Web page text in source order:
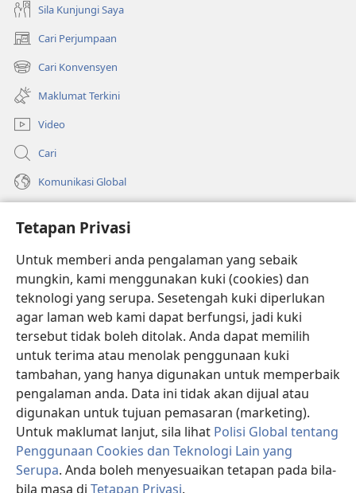
Tetapan Privasi
Untuk memberi anda pengalaman yang sebaik
mungkin, kami menggunakan kuki (cookies) dan
teknologi yang serupa. Sesetengah kuki diperlukan
agar laman web kami dapat berfungsi, jadi kuki
tersebut tidak boleh ditolak. Anda dapat memilih
untuk terima atau menolak penggunaan kuki
tambahan, yang hanya digunakan untuk memperbaik
pengalaman anda. Data ini tidak akan dijual atau
digunakan untuk tujuan pemasaran (marketing).
Untuk maklumat lanjut, sila lihat Polisi Global tentang
Penggunaan Cookies dan Teknologi Lain yang
Serupa. Anda boleh menyesuaikan tetapan pada bila-
bila masa di Tetapan Privasi.
Sila Kunjungi Saya
Cari Perjumpaan
(membuka
tetingkap
baharu)
Cari Konvensyen
(membuka
tetingkap
baharu)
Maklumat Terkini
Video
Cari
Komunikasi Global
(membuka
tetingkap
baharu)PERPUSTAKAAN DALAM TALIAN Watchtower
(membuka
tetingkap
baharu)JW Hub
(membuka
tetingkap
baharu)
®
Watchtower Library®
Copyright© 2026 Watch Tower Bible and Tract Society of Pennsylvania.